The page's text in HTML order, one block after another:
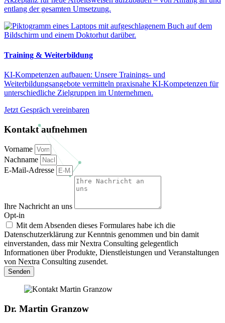
entlang der gesamten Umsetzung.
Training & Weiterbildung
KI-Kompetenzen aufbauen: Unsere Trainings- und
Weiterbildungsangebote vermitteln praxisnahe KI-Kompetenzen für
unterschiedliche Zielgruppen im Unternehmen.
Jetzt Gespräch vereinbaren
Kontakt aufnehmen
Vorname
Nachname
E-Mail-Adresse
Ihre Nachricht an uns
Opt-in
Mit dem Absenden dieses Formulares habe ich die
Datenschutzerklärung zur Kenntnis genommen und bin damit
einverstanden, dass mir Nextra Consulting gelegentlich
Informationen über Produkte, Dienstleistungen und Veranstaltungen
von Nextra Consulting zusendet.
Senden
Dr. Martin Granzow